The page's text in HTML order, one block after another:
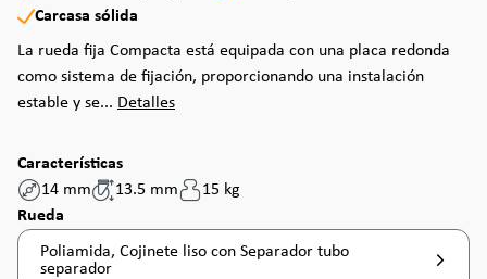
Carcasa sólida
La rueda fija Compacta está equipada con una placa redonda
como sistema de fijación, proporcionando una instalación
estable y se... Detalles
Características
14 mm
13.5 mm
15 kg
Seleccione
Rueda
Poliamida, Cojinete liso con Separador tubo
separador